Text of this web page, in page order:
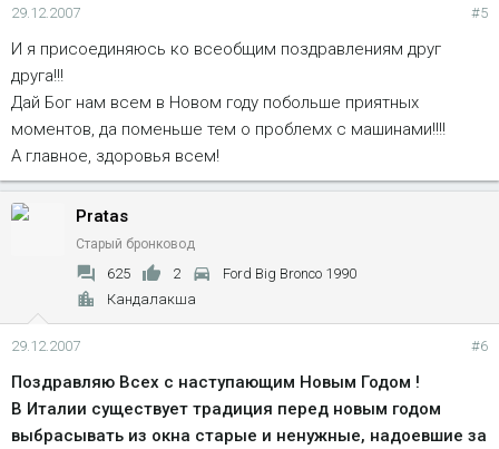
29.12.2007 #5
И я присоединяюсь ко всеобщим поздравлениям друг
друга!!!
Дай Бог нам всем в Новом году побольше приятных
моментов, да поменьше тем о проблемх с машинами!!!!
А главное, здоровья всем!
Pratas
Старый бронковод
625 2
Ford Big Bronco 1990
Кандалакша
29.12.2007 #6
Поздравляю Всех с наступающим Новым Годом !
В Италии существует традиция перед новым годом
выбрасывать из окна старые и ненужные, надоевшие за